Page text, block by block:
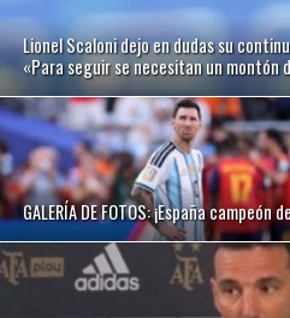
Lionel Scaloni dejo en dudas su
«Para seguir se necesitan un montón
GALERÍA DE FOTOS: ¡España campeón